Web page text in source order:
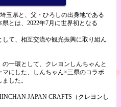
玉県と、父・ひろしの出身地である
とは、2022年7月に世界初となる
て、相互交流や観光振興に取り組ん
一環として、クレヨンしんちゃんと
にした、しんちゃん×三県のコラボ
した。
JAPAN CRAFTS（クレヨンし